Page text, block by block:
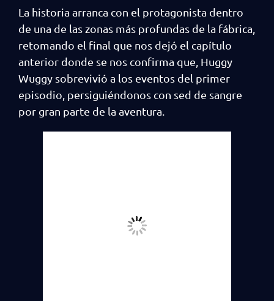
La historia arranca con el protagonista dentro
de una de las zonas más profundas de la fábrica,
retomando el final que nos dejó el capítulo
anterior donde se nos confirma que, Huggy
Wuggy sobrevivió a los eventos del primer
episodio, persiguiéndonos con sed de sangre
por gran parte de la aventura.